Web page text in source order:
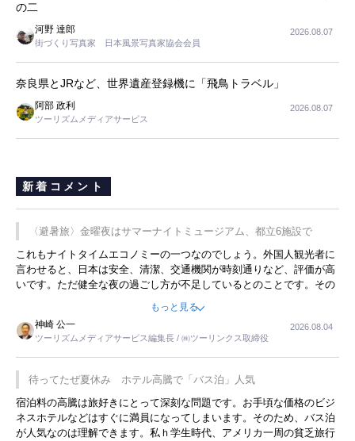
の二
河野 達郎
街づくり写真家 日本風景写真家協会会員
2026.08.07
奈良県とJRなど、世界遺産登録機に「飛鳥トラベル」
阿部 政利
ツーリズムメディアサービス
2026.08.07
新着コメント
〈避暑旅〉金曜夜はサマーナイトミュージアム、都立6施設で
これもナイトタイムエコノミーの一つなのでしょう。外国人観光者に
言わせると、日本は安全、清潔、交通機関が時刻通りなど、評価が高
いです。ただ健全な夜の過ごし方が不足しているとのことです。その
ような意味で、金曜夜にこのようなイベントが行われれば、日本人に
限らず外国人にとっても楽しみが増えるでしょうね。
もっと見る
神崎 公一
ツーリズムメディアサービス編集長 / ㈱ツーリンクス取締役
2026.08.04
待ってたぜ夏休み ホテル高騰で「バス泊」人気
宿泊料の高騰は旅好きにとって深刻な問題です。お手頃な価格のビジ
ネスホテルなどはすぐに満員になってしまいます。そのため、バス泊
が人気なのは理解できます。私ｈ学生時代、アメリカ一周の貧乏旅行